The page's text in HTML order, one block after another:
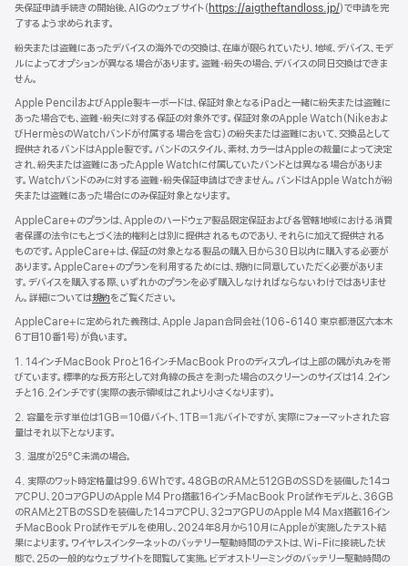
失保証申請手続きの開始後、AIGのウェブサイト（ https://aigtheftandloss.jp/）で申請を完
了するよう求められます。
紛失または盗難にあったデバイスの海外での交換は、在庫が限られていたり、地域、デバイス、モデ
ルによってオプションが異なる場合があります。盗難・紛失の場合、デバイスの同日交換はできま
せん。
Apple PencilおよびApple製キーボードは、保証対象となるiPadと一緒に紛失または盗難に
あった場合でも、盗難・紛失に対する保証の対象外です。保証対象のApple Watch（Nikeおよ
びHermèsのWatchバンドが付属する場合を含む）の紛失または盗難において、交換品として
提供されるバンドはApple製です。バンドのスタイル、素材、カラーはAppleの裁量によって決定
され、紛失または盗難にあったApple Watchに付属していたバンドとは異なる場合がありま
す。Watchバンドのみに対する盗難・紛失保証申請はできません。バンドはApple Watchが紛
失または盗難にあった場合にのみ保証対象となります。
AppleCare+のプランは、Appleのハードウェア製品限定保証および各管轄地域における消費
者保護の法令にもとづく法的権利とは別に提供されるものであり、それらに加えて提供される
ものです。AppleCare+は、保証の対象となる製品の購入日から30日以内に購入する必要が
あります。AppleCare+のプランを利用するためには、規約に同意していただく必要がありま
す。デバイスを購入する際、いずれかのプランを必ず購入しなければならないわけではありませ
ん。詳細については規約（新
ウ
イ
ン
ド
ウ
開
き
ま
をご覧ください。
AppleCare+に定められた義務は、Apple Japan合同会社（106-6140 東京都港区六本木
6丁目10番1号）が負いま す 。
1. 14インチMacBook Proと16インチMacBook Proのディスプレイは上部の隅が丸みを帯
びています。標準的な長方形として対角線の長さを測った場合のスクリーンのサイズは14.2イン
チと16.2インチです（実際の表示領域はこれより小さくなります）。
2. 容量を示す単位は1GB＝10億バイト、1TB＝1兆バイトですが、実際にフォーマットされた容
量はそれ以下となります。
3. 温度が25°C未満の場合。
4. 実際のワット時定格量は99.6Whです。48GBのRAMと512GBのSSDを装備した14コ
アCPU、20コアGPUのApple M4 Pro搭載16インチMacBook Pro試作モデルと、36GB
のRAMと2TBのSSDを装備した14コアCPU、32コアGPUのApple M4 Max搭載16イン
チMacBook Pro試作モデルを使用し、2024年8月から10月にAppleが実施したテスト結
果によります。ワイヤレスインターネットのバッテリー駆動時間のテストは、Wi-Fiに接続した状
態で、25の一般的なウェブサイトを閲覧して実施。ビデオストリーミングのバッテリー駆動時間の